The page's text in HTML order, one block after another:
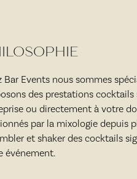
Bar Events nous sommes
des prestations
ou directement à votre
par la mixologie depuis
et shaker des cocktails
événement.